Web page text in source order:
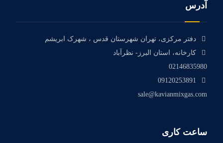
آدرس
دفتر مرکزی، تهران شهرستان قدس ، شهرک ابریشم
کارخانه، استان البرز- نظرآباد
02146835980
09120253891
sale@kavianmixgas.com
ساعت کاری